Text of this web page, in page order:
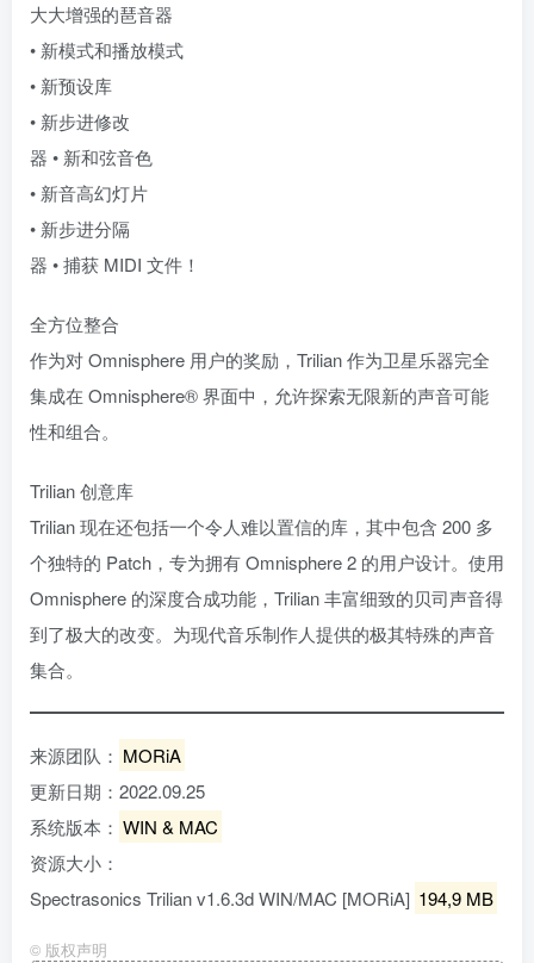
大大增强的琶音器
• 新模式和播放模式
• 新预设库
• 新步进修改
器 • 新和弦音色
• 新音高幻灯片
• 新步进分隔
器 • 捕获 MIDI 文件！
全方位整合
作为对 Omnisphere 用户的奖励，Trilian 作为卫星乐器完全
集成在 Omnisphere® 界面中，允许探索无限新的声音可能
性和组合。
Trilian 创意库
Trilian 现在还包括一个令人难以置信的库，其中包含 200 多
个独特的 Patch，专为拥有 Omnisphere 2 的用户设计。使用
Omnisphere 的深度合成功能，Trilian 丰富细致的贝司声音得
到了极大的改变。为现代音乐制作人提供的极其特殊的声音
集合。
来源团队： MORiA
更新日期：2022.09.25
系统版本： WIN & MAC
资源大小：
Spectrasonics Trilian v1.6.3d WIN/MAC [MORiA] 194,9 MB
© 版权声明